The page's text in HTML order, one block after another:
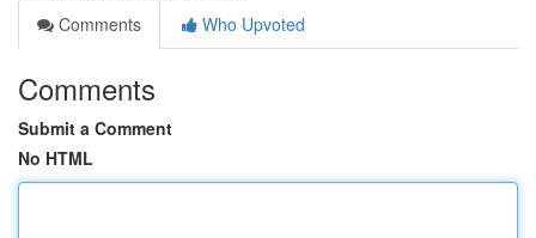
Comments
Who Upvoted
Comments
Submit a Comment
No HTML